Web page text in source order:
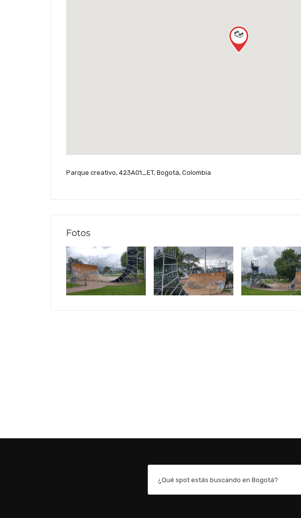
Parque creativo, 423A01_ET, Bogotá, Colombia
Fotos
¿Qué spot estás buscando en Bogotá?